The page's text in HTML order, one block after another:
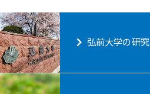
弘前大学の研究